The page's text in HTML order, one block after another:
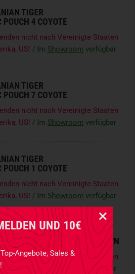
UND 10€
Angebote, Sales &
TIGER
POUCH 4 COYOTE
nicht nach Vereinigte Staaten
US! / Im Showroom verfügbar
TIGER
POUCH 7 COYOTE
nicht nach Vereinigte Staaten
US! / Im Showroom verfügbar
TIGER
POUCH 1 COYOTE
nicht nach Vereinigte Staaten
US! / Im Showroom verfügbar
TIGER
HOLDER 1L COYOTE BROWN
nicht nach Vereinigte Staaten
US! / Im Showroomverfügbar